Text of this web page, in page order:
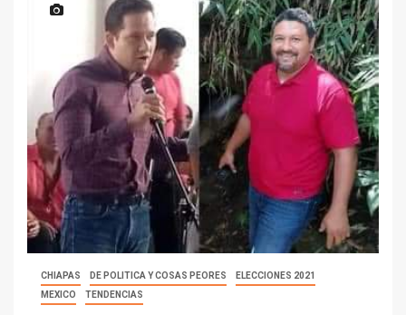
CHIAPAS DE POLITICA Y COSAS PEORES
ELECCIONES 2021
MEXICO
TENDENCIAS